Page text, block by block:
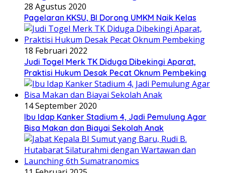
28 Agustus 2020
Pagelaran KKSU, BI Dorong UMKM Naik Kelas
18 Februari 2022
Judi Togel Merk TK Diduga Dibekingi Aparat,
Praktisi Hukum Desak Pecat Oknum Pembeking
14 September 2020
Ibu Idap Kanker Stadium 4, Jadi Pemulung Agar
Bisa Makan dan Biayai Sekolah Anak